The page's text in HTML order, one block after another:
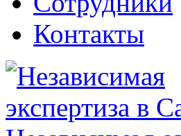
Контакты